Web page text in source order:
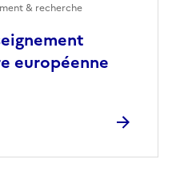
européenne
& recherche